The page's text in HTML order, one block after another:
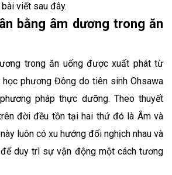
viết sau đây.
bằng âm dương trong ăn
trong ăn uống được xuất phát từ
phương Đông do tiên sinh Ohsawa
pháp thực dưỡng. Theo thuyết
đời đều tồn tại hai thứ đó là Âm và
luôn có xu hướng đối nghịch nhau và
để duy trì sự vận động một cách tương